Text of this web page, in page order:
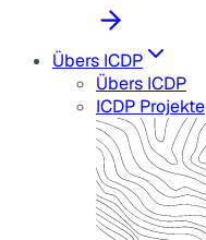
Übers ICDP
Übers ICDP
ICDP Projekte